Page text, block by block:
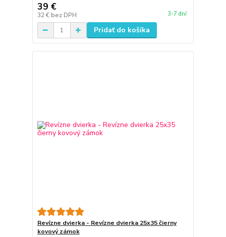
39 €
32 € bez DPH 3-7 dní
Pridať do košíka
Revízne dvierka - Revízne dvierka 25x35 čierny
kovový zámok